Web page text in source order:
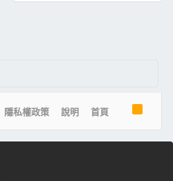
隱私權政策 說明 首頁
R
S